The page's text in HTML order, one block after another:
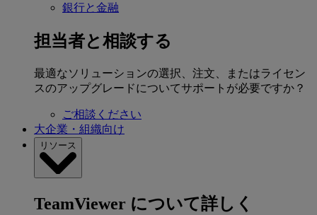
銀行と金融
担当者と相談する
最適なソリューションの選択、注文、またはライセン
スのアップグレードについてサポートが必要ですか？
ご相談ください
大企業・組織向け
リソース
TeamViewer について詳しく